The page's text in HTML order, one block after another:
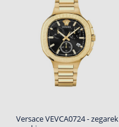
Versace VEVCA0724 - zegarek